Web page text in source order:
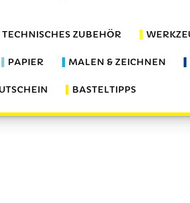
TECHNISCHES ZUBEHÖR
PAPIER MALEN & ZEICHNEN
BASTELTIPPS